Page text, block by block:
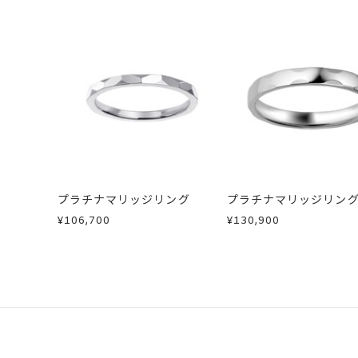
刻印
刻印サービス対象
インサイドストー
刻印をお入れしな
・到着後ご連絡無く7日以上経過した商
・刻印をお入れした商品
・販売期間が限定されている商品
・過度な交換・返品を繰り返している
詳細はこちら
プラチナマリッジリング
¥106,700
プラチナマリッジリング
¥130,900